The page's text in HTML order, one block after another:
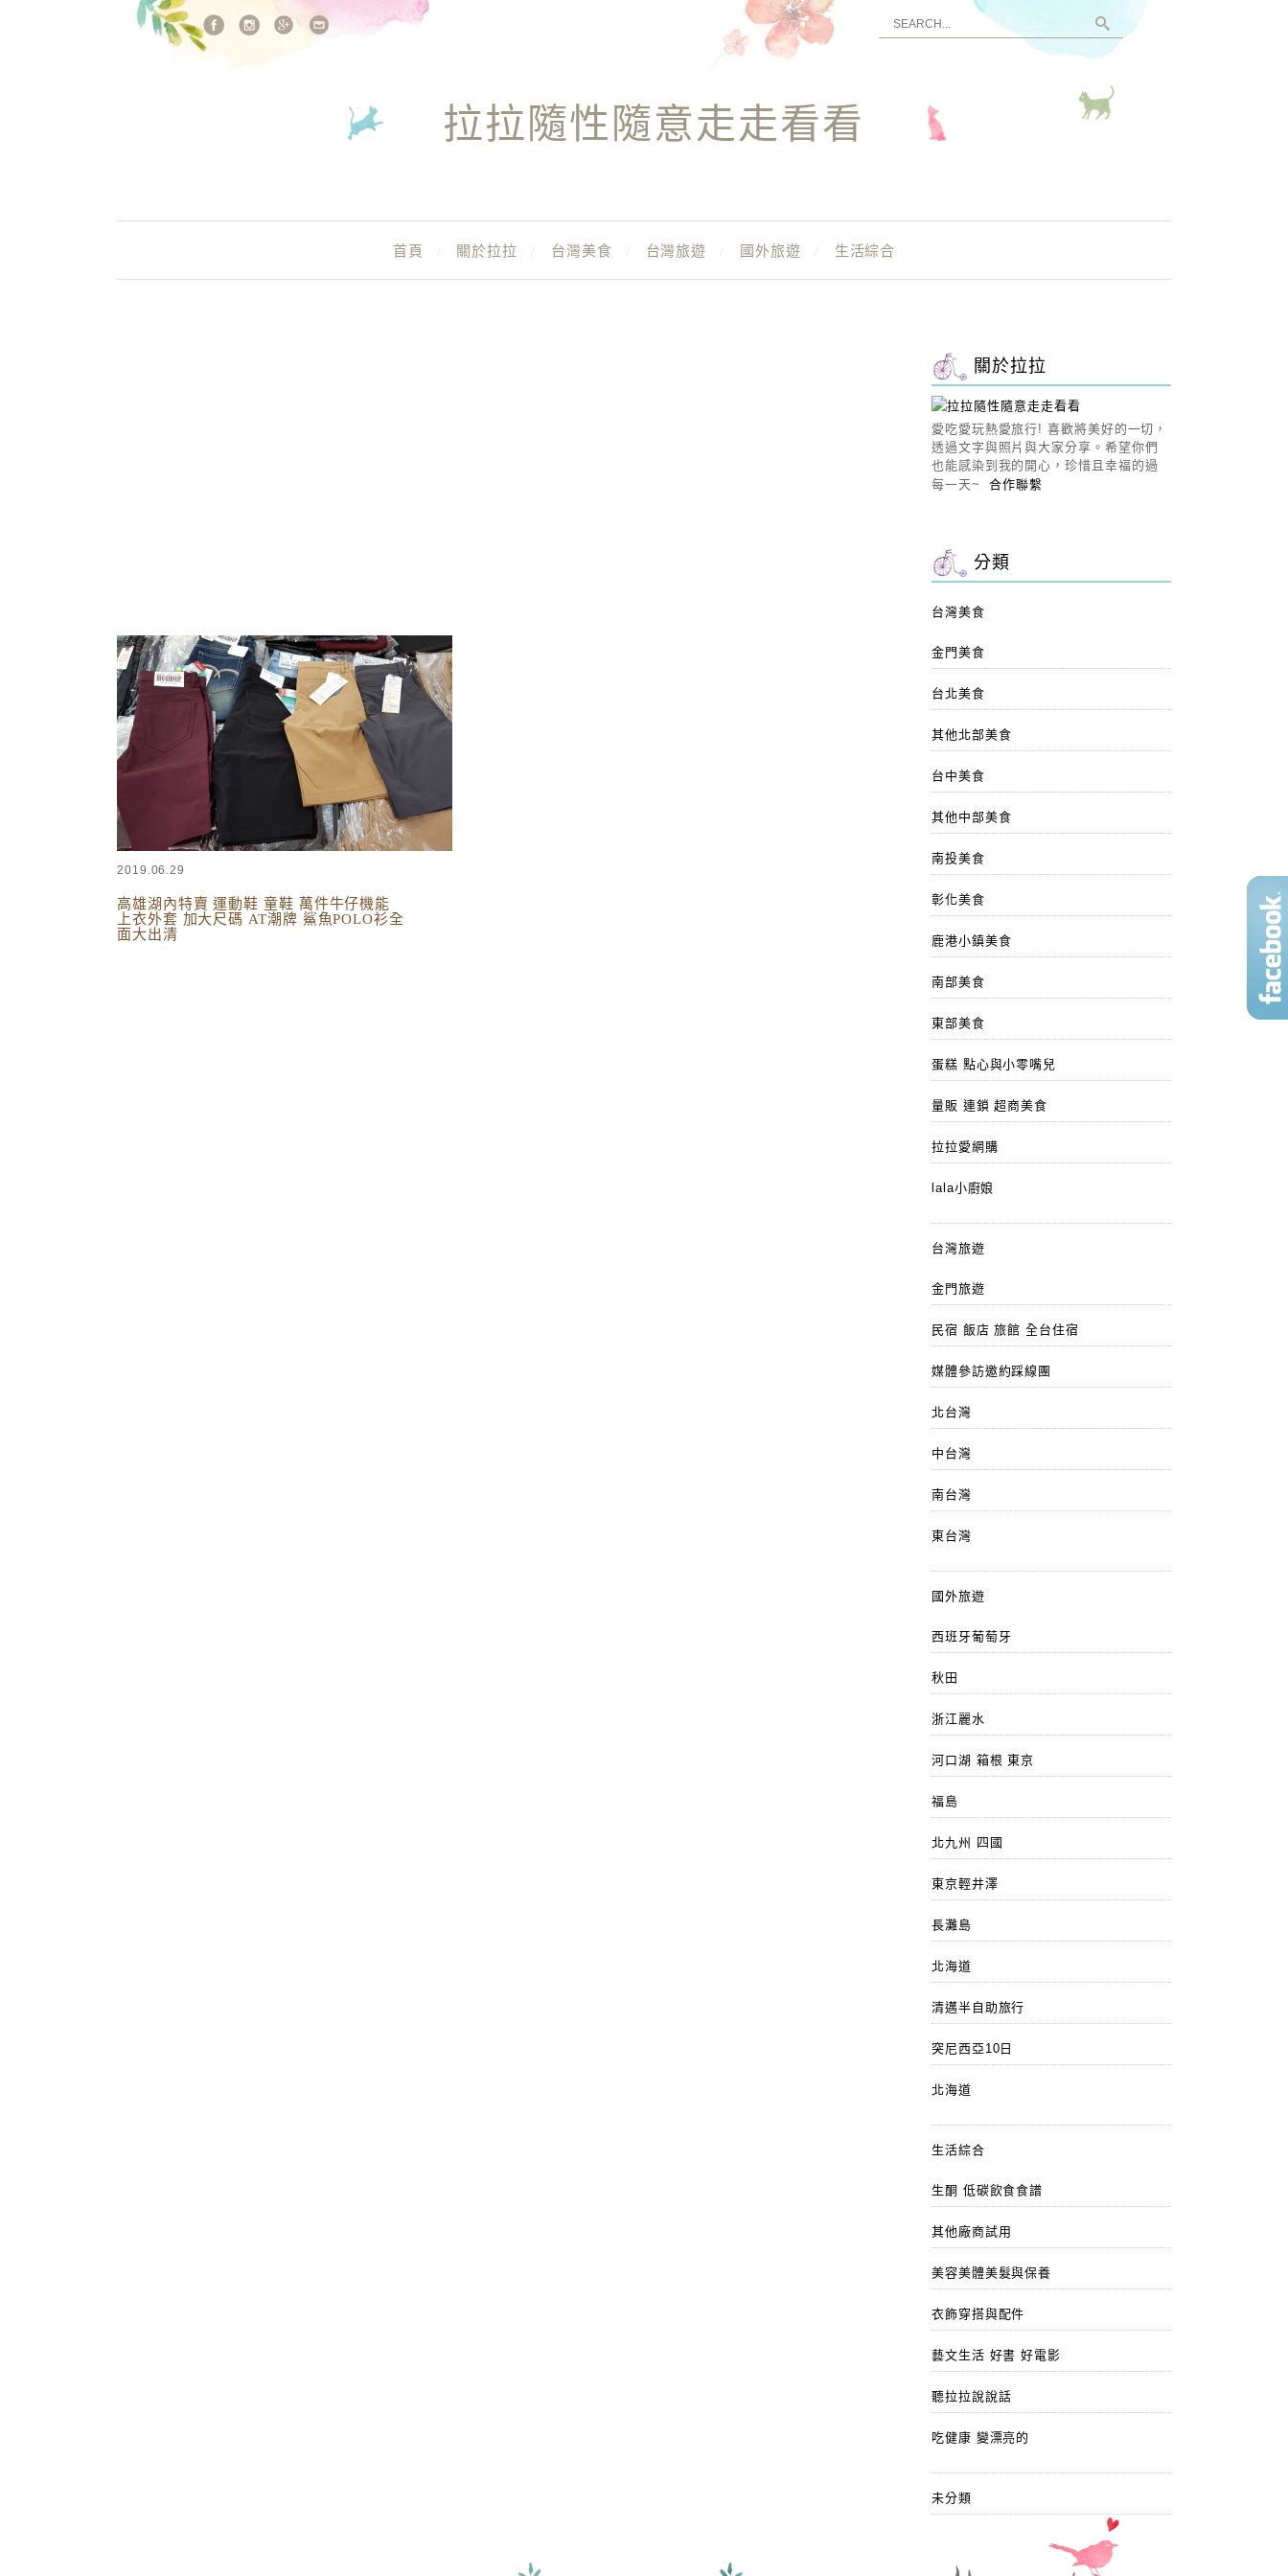
站內搜尋
拉拉隨性隨意走走看看
首頁 關於拉拉 台灣美食 台灣旅遊 國外旅遊 生活綜合
2019.06.29
高雄湖內特賣 運動鞋 童鞋 萬件牛仔機能
上衣外套 加大尺碼 AT潮牌 鯊魚POLO衫全
面大出清
關於拉拉
愛吃愛玩熱愛旅行! 喜歡將美好的一切，
透過文字與照片與大家分享。希望你們
也能感染到我的開心，珍惜且幸福的過
每一天~合作聯繫
分類
台灣美食
金門美食
台北美食
其他北部美食
台中美食
其他中部美食
南投美食
彰化美食
鹿港小鎮美食
南部美食
東部美食
蛋糕 點心與小零嘴兒
量販 連鎖 超商美食
拉拉愛網購
lala小廚娘
台灣旅遊
金門旅遊
民宿 飯店 旅館 全台住宿
媒體參訪邀約踩線團
北台灣
中台灣
南台灣
東台灣
國外旅遊
西班牙葡萄牙
秋田
浙江麗水
河口湖 箱根 東京
福島
北九州 四國
東京輕井澤
長灘島
北海道
清邁半自助旅行
突尼西亞10日
北海道
生活綜合
生酮 低碳飲食食譜
其他廠商試用
美容美體美髮與保養
衣飾穿搭與配件
藝文生活 好書 好電影
聽拉拉說說話
吃健康 變漂亮的
未分類